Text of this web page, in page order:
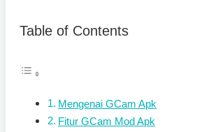
Table of Contents
Mengenai GCam Apk
Fitur GCam Mod Apk